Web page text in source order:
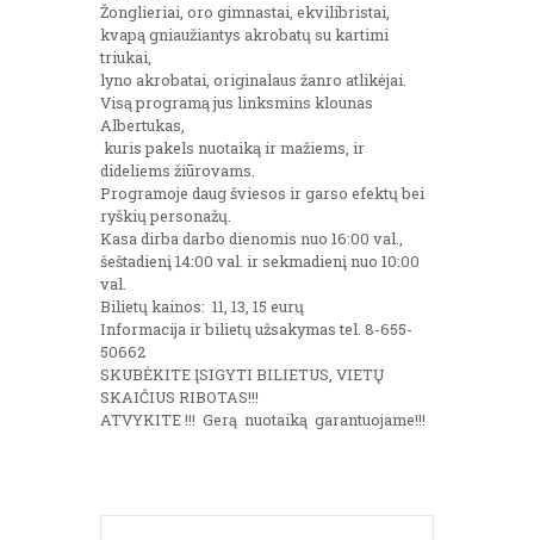
Žonglieriai, oro gimnastai, ekvilibristai,
kvapą gniaužiantys akrobatų su kartimi
triukai,
lyno akrobatai, originalaus žanro atlikėjai.
Visą programą jus linksmins klounas
Albertukas,
kuris pakels nuotaiką ir mažiems, ir
dideliems žiūrovams.
Programoje daug šviesos ir garso efektų bei
ryškių personažų.
Kasa dirba darbo dienomis nuo 16:00 val.,
šeštadienį 14:00 val. ir sekmadienį nuo 10:00
val.
Bilietų kainos: 11, 13, 15 eurų
Informacija ir bilietų užsakymas tel. 8-655-
50662
SKUBĖKITE ĮSIGYTI BILIETUS, VIETŲ
SKAIČIUS RIBOTAS!!!
ATVYKITE !!! Gerą nuotaiką garantuojame!!!